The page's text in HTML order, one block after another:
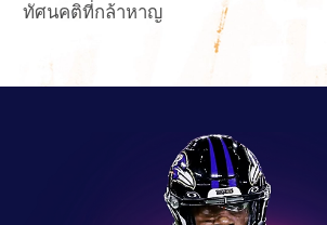
ทัศนคติที่กล้าหาญ